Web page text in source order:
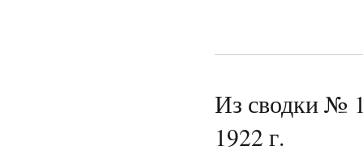
Из сводки №
1922 г.